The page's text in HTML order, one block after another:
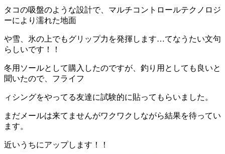
タコの吸盤のような設計で、マルチコントロールテクノロジ
ーにより濡れた地面
や雪、氷の上でもグリップ力を発揮します…てなうたい文句
らしいです！！
冬用ソールとして購入したのですが、釣り用としても良いと
聞いたので、フライフ
ィシングをやってる友達に試験的に貼ってもらいました。
まだメールは来てませんがワクワクしながら結果を待ってい
ます。
近いうちにアップします！！